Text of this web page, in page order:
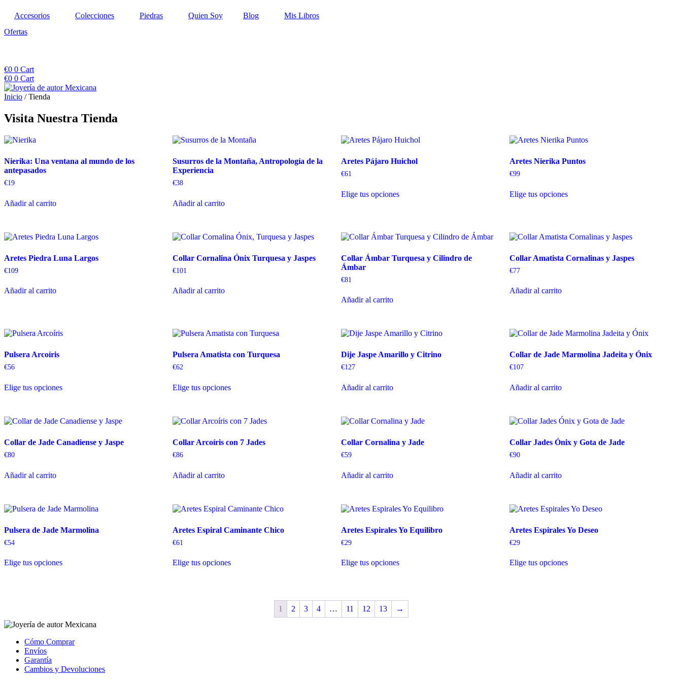
Accesorios Colecciones Piedras Quien Soy Blog
Mis Libros
Ofertas
€0 0 Cart
€0 0 Cart
Inicio / Tienda
Visita Nuestra Tienda
Nierika: Una ventana al mundo de los
antepasados
€19
Añadir al carrito
Susurros de la Montaña, Antropología de la
Experiencia
€38
Añadir al carrito
Aretes Pájaro Huichol
€61
Elige tus opciones
Aretes Nierika Puntos
€99
Elige tus opciones
Aretes Piedra Luna Largos
€109
Añadir al carrito
Collar Cornalina Ónix Turquesa y Jaspes
€101
Añadir al carrito
Collar Ámbar Turquesa y Cilindro de
Ámbar
€81
Añadir al carrito
Collar Amatista Cornalinas y Jaspes
€77
Añadir al carrito
Pulsera Arcoíris
€56
Elige tus opciones
Pulsera Amatista con Turquesa
€62
Elige tus opciones
Dije Jaspe Amarillo y Citrino
€127
Añadir al carrito
Collar de Jade Marmolina Jadeita y Ónix
€107
Añadir al carrito
Collar de Jade Canadiense y Jaspe
€80
Añadir al carrito
Collar Arcoíris con 7 Jades
€86
Añadir al carrito
Collar Cornalina y Jade
€59
Añadir al carrito
Collar Jades Ónix y Gota de Jade
€90
Añadir al carrito
Pulsera de Jade Marmolina
€54
Elige tus opciones
Aretes Espiral Caminante Chico
€61
Elige tus opciones
Aretes Espirales Yo Equilibro
€29
Elige tus opciones
Aretes Espirales Yo Deseo
€29
Elige tus opciones
1 2 3 4 … 11 12 13 →
Cómo Comprar
Envíos
Garantía
Cambios y Devoluciones